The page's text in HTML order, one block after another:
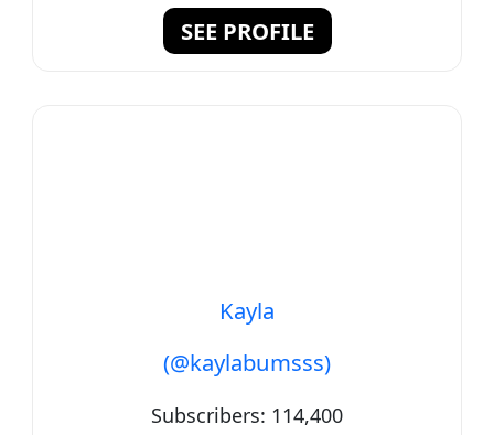
SEE PROFILE
Kayla
(@kaylabumsss)
Subscribers: 114,400